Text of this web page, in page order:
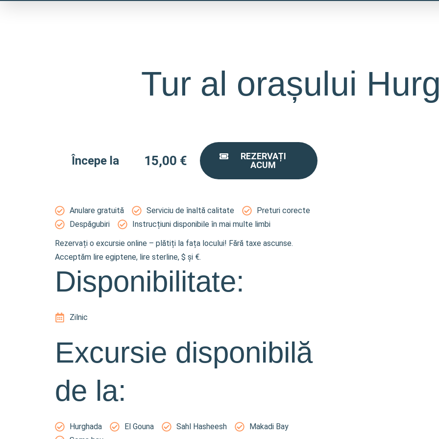
Tur al orașului
Începe la 15,00 €
REZERVAȚI
ACUM
Anulare gratuită Serviciu de înaltă calitate
Preturi corecte
Despăgubiri
Instrucțiuni disponibile în mai multe limbi
Rezervați o excursie online – plătiți la fața locului! Fără taxe ascunse.
Acceptăm lire egiptene, lire sterline, $ și €.
Disponibilitate:
Zilnic
Excursie disponibilă
de la:
Hurghada El Gouna Sahl Hasheesh
Makadi Bay